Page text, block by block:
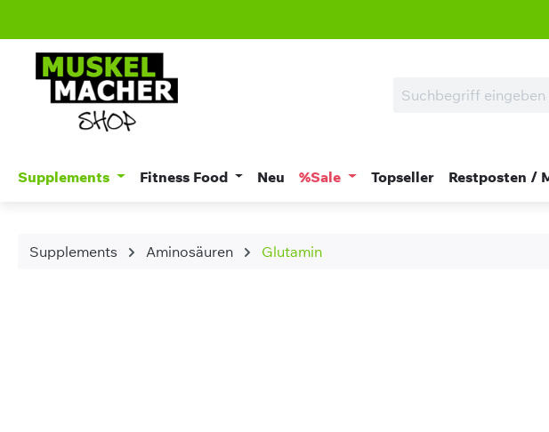
Supplements Fitness Food Neu %Sale Topseller Restposten /
Supplements Aminosäuren Glutamin